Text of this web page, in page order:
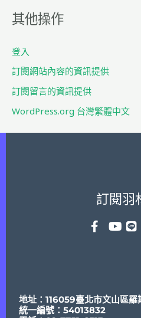
鍵
其他操作
登入
訂閱網站內容的資訊提供
訂閱留言的資訊提供
WordPress.org 台灣繁體中文
訂閱羽
地址：116059臺北市文山區
統一編號：54013832